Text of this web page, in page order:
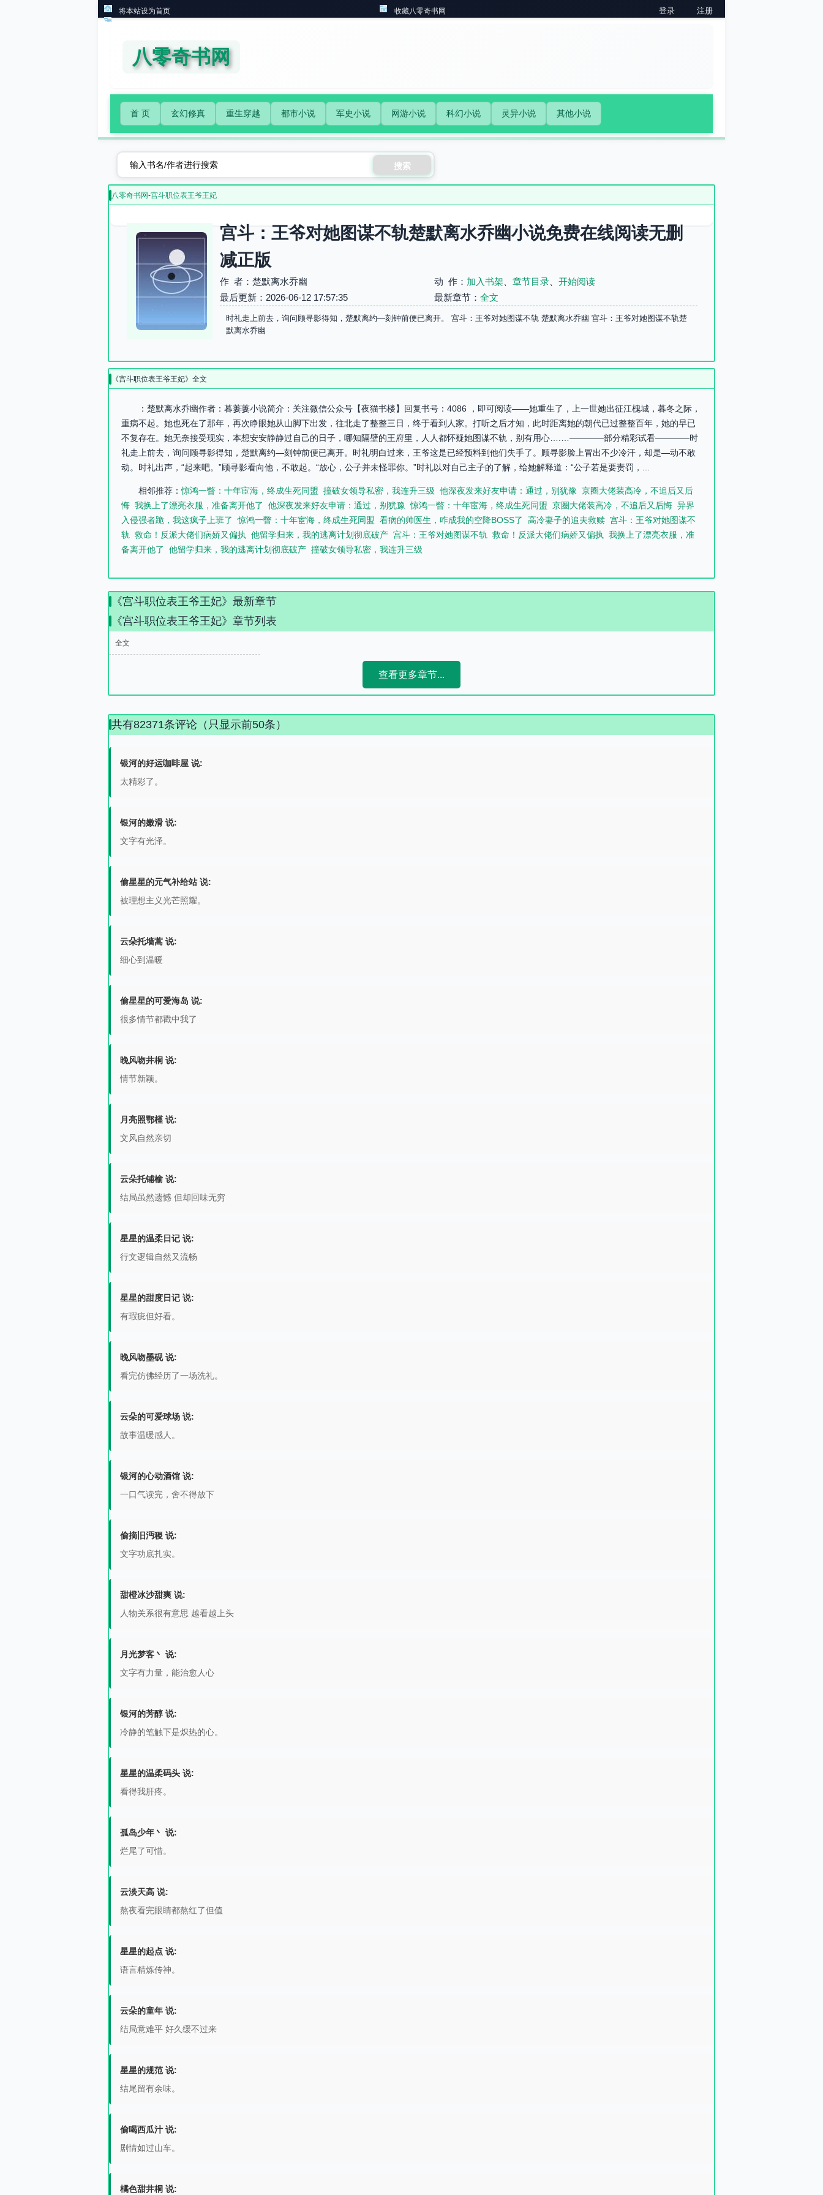
将本站设为首页 收藏八零奇书网 登录 注册
八零奇书网
首 页 玄幻修真 重生穿越 都市小说 军史小说 网游小说 科幻小说 灵异小说 其他小说
搜索
八零奇书网-宫斗职位表王爷王妃
宫斗：王爷对她图谋不轨楚默离水乔幽小说免费在线阅读无删
减正版
作 者：楚默离水乔幽 动 作： 加入书架 章节目录
开始阅读
最后更新：2026-06-12 17:57:35
最新章节： 全文
时礼走上前去，询问顾寻影得知，楚默离约—刻钟前便已离开。 宫斗：王爷对她图谋不轨 楚默离水乔幽 宫斗：王爷对她图谋不轨楚
默离水乔幽
《宫斗职位表王爷王妃》全文
：楚默离水乔幽作者：暮萋萋小说简介：关注微信公众号【夜猫书楼】回复书号：4086 ，即可阅读——她重生了，上一世她出征江槐城，暮冬之际，
重病不起。她也死在了那年，再次睁眼她从山脚下出发，往北走了整整三日，终于看到人家。打听之后才知，此时距离她的朝代已过整整百年，她的早已
不复存在。她无奈接受现实，本想安安静静过自己的日子，哪知隔壁的王府里，人人都怀疑她图谋不轨，别有用心….…————部分精彩试看————时
礼走上前去，询问顾寻影得知，楚默离约—刻钟前便已离开。时礼明白过来，王爷这是已经预料到他们失手了。顾寻影脸上冒出不少冷汗，却是—动不敢
动。时礼出声，“起来吧。”顾寻影看向他，不敢起。“放心，公子并未怪罪你。”时礼以对自己主子的了解，给她解释道：“公子若是要责罚，...
相邻推荐：惊鸿一瞥：十年宦海，终成生死同盟 撞破女领导私密，我连升三级 他深夜发来好友申请：通过，别犹豫
京圈大佬装高冷，不追后又后
悔 我换上了漂亮衣服，准备离开他了 他深夜发来好友申请：通过，别犹豫 惊鸿一瞥：十年宦海，终成生死同盟 京圈大佬装高冷，不追后又后悔 异界
入侵强者跪，我这疯子上班了
惊鸿一瞥：十年宦海，终成生死同盟 看病的帅医生，咋成我的空降BOSS了 高冷妻子的追夫救赎 宫斗：王爷对她图谋不
轨
救命！反派大佬们病娇又偏执 他留学归来，我的逃离计划彻底破产 宫斗：王爷对她图谋不轨 救命！反派大佬们病娇又偏执
我换上了漂亮衣服，准
备离开他了
他留学归来，我的逃离计划彻底破产 撞破女领导私密，我连升三级
《宫斗职位表王爷王妃》最新章节
《宫斗职位表王爷王妃》章节列表
全文
查看更多章节...
共有82371条评论（只显示前50条）
银河的好运咖啡屋 说:
太精彩了。
银河的嫩滑 说:
文字有光泽。
偷星星的元气补给站 说:
被理想主义光芒照耀。
云朵托墙蒿 说:
细心到温暖
偷星星的可爱海岛 说:
很多情节都戳中我了
晚风吻井桐 说:
情节新颖。
月亮照鄂槿 说:
文风自然亲切
云朵托铺榆 说:
结局虽然遗憾 但却回味无穷
星星的温柔日记 说:
行文逻辑自然又流畅
星星的甜度日记 说:
有瑕疵但好看。
晚风吻墨砚 说:
看完仿佛经历了一场洗礼。
云朵的可爱球场 说:
故事温暖感人。
银河的心动酒馆 说:
一口气读完，舍不得放下
偷摘旧沔稷 说:
文字功底扎实。
甜橙冰沙甜爽 说:
人物关系很有意思 越看越上头
月光梦客丶 说:
文字有力量，能治愈人心
银河的芳醇 说:
冷静的笔触下是炽热的心。
星星的温柔码头 说:
看得我肝疼。
孤岛少年丶 说:
烂尾了可惜。
云淡天高 说:
熬夜看完眼睛都熬红了但值
星星的起点 说:
语言精炼传神。
云朵的童年 说:
结局意难平 好久缓不过来
星星的规范 说:
结尾留有余味。
偷喝西瓜汁 说:
剧情如过山车。
橘色甜井桐 说: